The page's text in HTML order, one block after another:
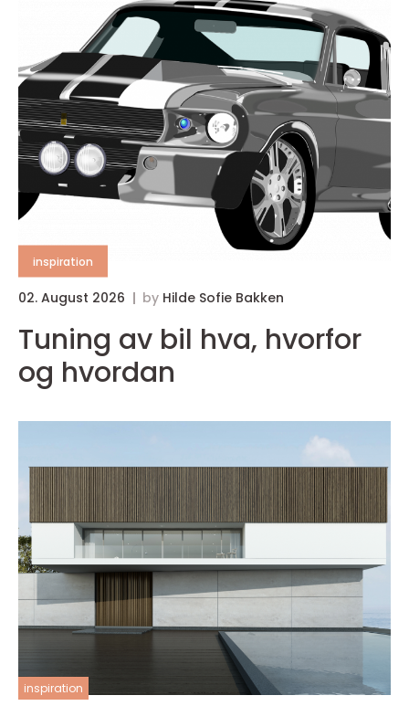
inspiration
02. August 2026 by Hilde Sofie Bakken
Tuning av bil hva, hvorfor
og hvordan
inspiration